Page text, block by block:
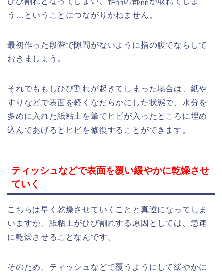
う…ということにつながりかねません。
最初作った段階で隙間がないように指の腹でならして
おきましょう。
それでももしひび割れが起きてしまった場合は、紙や
すりなどで表面を軽くなだらかにした状態で、水分を
多めに入れた紙粘土を筆でヒビが入ったところに埋め
込んであげるとヒビを修復することができます。
ティッシュなどで表面を覆い緩やかに乾燥させ
ていく
こちらは早く乾燥させていくことと真逆になってしま
いますが、紙粘土がひび割れする原因としては、急速
に乾燥させることなんです。
そのため、ティッシュなどで覆うようにして緩やかに